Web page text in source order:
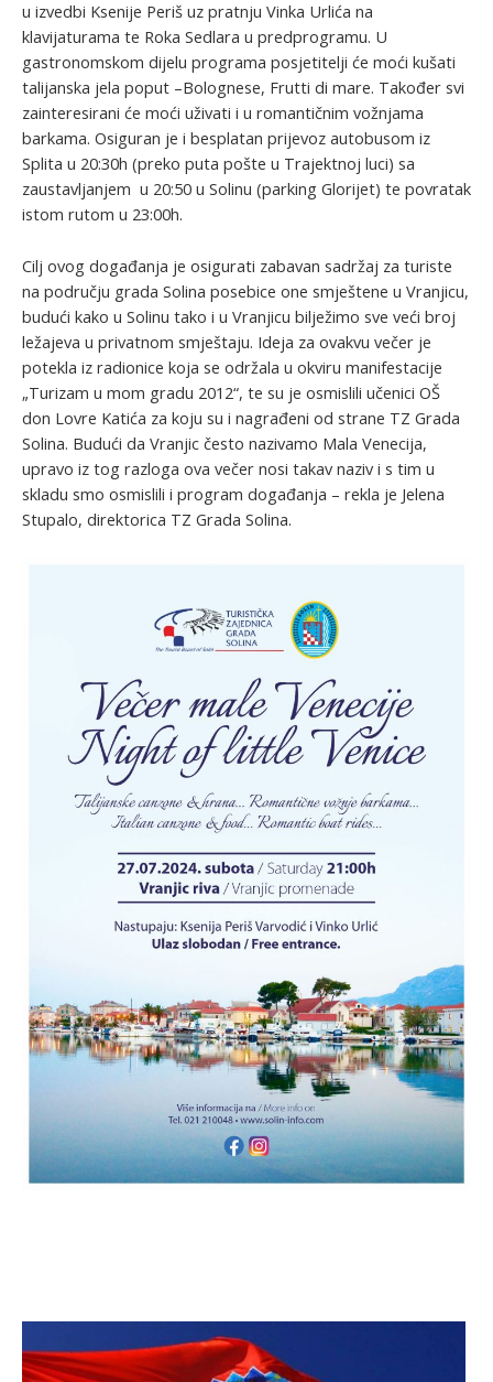
u izvedbi Ksenije Periš uz pratnju Vinka Urlića na
klavijaturama te Roka Sedlara u predprogramu. U
gastronomskom dijelu programa posjetitelji će moći kušati
talijanska jela poput –Bolognese, Frutti di mare. Također svi
zainteresirani će moći uživati i u romantičnim vožnjama
barkama. Osiguran je i besplatan prijevoz autobusom iz
Splita u 20:30h (preko puta pošte u Trajektnoj luci) sa
zaustavljanjem u 20:50 u Solinu (parking Glorijet) te povratak
istom rutom u 23:00h.
Cilj ovog događanja je osigurati zabavan sadržaj za turiste
na području grada Solina posebice one smještene u Vranjicu,
budući kako u Solinu tako i u Vranjicu bilježimo sve veći broj
ležajeva u privatnom smještaju. Ideja za ovakvu večer je
potekla iz radionice koja se održala u okviru manifestacije
„Turizam u mom gradu 2012“, te su je osmislili učenici OŠ
don Lovre Katića za koju su i nagrađeni od strane TZ Grada
Solina. Budući da Vranjic često nazivamo Mala Venecija,
upravo iz tog razloga ova večer nosi takav naziv i s tim u
skladu smo osmislili i program događanja – rekla je Jelena
Stupalo, direktorica TZ Grada Solina.